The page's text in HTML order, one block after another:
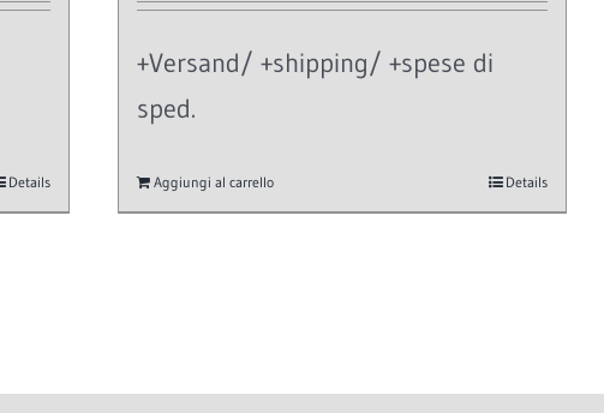
Details
+Versand/ +shipping/ +spese di
sped.
Aggiungi al carrello Details